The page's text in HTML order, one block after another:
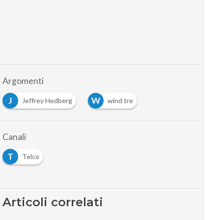
Argomenti
J
Jeffrey Hedberg W wind tre
Canali
T
Telco
Articoli correlati